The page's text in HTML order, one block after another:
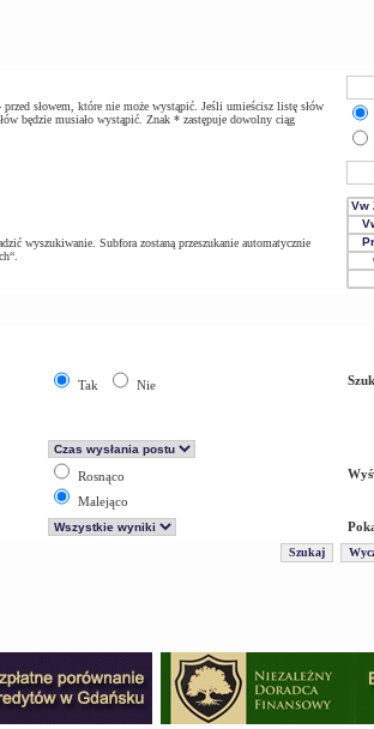
przed słowem, które nie może wystąpić. Jeśli umieścisz listę słów
będzie musiało wystąpić. Znak * zastępuje dowolny ciąg
wyszukiwanie. Subfora zostaną przeszukanie automatycznie
Tak Nie
Rosnąco
Malejąco